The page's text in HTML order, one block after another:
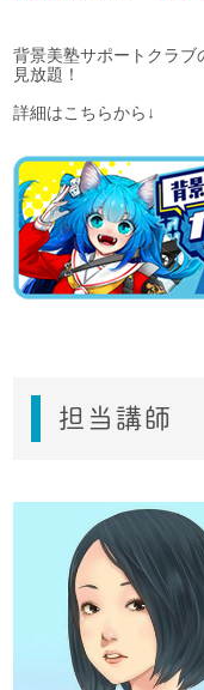
背景美塾サポートクラ
見放題！
詳細はこちらから↓
担当講師